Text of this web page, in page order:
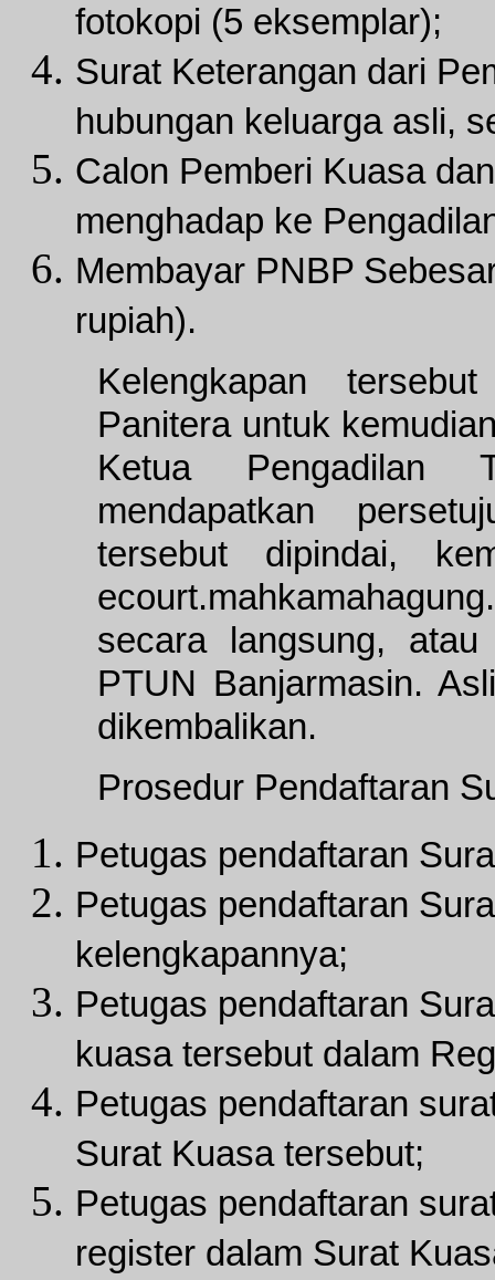
fotokopi (5 eksemplar);
Surat Keterangan dari
hubungan keluarga asli,
Calon Pemberi Kuasa
menghadap ke
Membayar PNBP
rupiah).
Kelengkapan
Panitera untuk
Ketua Pengadilan
mendapatkan
tersebut dipindai,
secara langsung,
PTUN Banjarmasin.
dikembalikan.
Prosedur Pendaftaran
Petugas pendaftaran
Petugas pendaftaran
kelengkapannya;
Petugas pendaftaran
kuasa tersebut dalam
Petugas pendaftaran
Surat Kuasa tersebut;
Petugas pendaftaran
register dalam Surat